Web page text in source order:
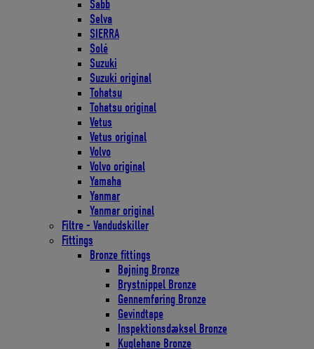
Sabb
Selva
SIERRA
Solé
Suzuki
Suzuki original
Tohatsu
Tohatsu original
Vetus
Vetus original
Volvo
Volvo original
Yamaha
Yanmar
Yanmar original
Filtre - Vandudskiller
Fittings
Bronze fittings
Bøjning Bronze
Brystnippel Bronze
Gennemføring Bronze
Gevindtape
Inspektionsdæksel Bronze
Kuglehane Bronze